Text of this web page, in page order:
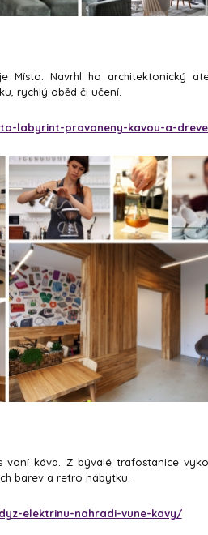
Místo. Navrhl ho architektonický
rychlý oběd či učení.
labyrint-provoneny-kavou-a-
voní káva. Z bývalé trafostanice
barev a retro nábytku.
elektrinu-nahradi-vune-kavy/